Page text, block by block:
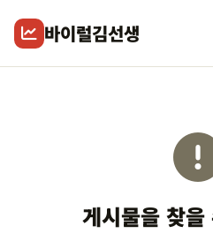
바이럴김선생
게시물을 찾